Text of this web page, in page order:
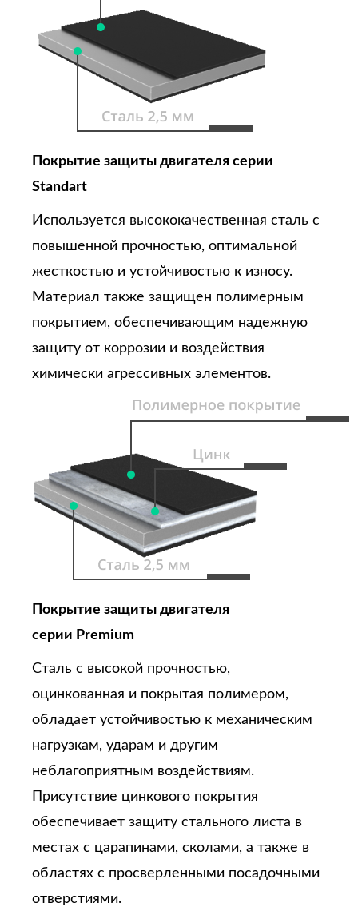
Покрытие защиты двигателя серии
Standart
Используется высококачественная сталь с
повышенной прочностью, оптимальной
жесткостью и устойчивостью к износу.
Материал также защищен полимерным
покрытием, обеспечивающим надежную
защиту от коррозии и воздействия
химически агрессивных элементов.
Покрытие защиты двигателя
серии Premium
Сталь с высокой прочностью,
оцинкованная и покрытая полимером,
обладает устойчивостью к механическим
нагрузкам, ударам и другим
неблагоприятным воздействиям.
Присутствие цинкового покрытия
обеспечивает защиту стального листа в
местах с царапинами, сколами, а также в
областях с просверленными посадочными
отверстиями.